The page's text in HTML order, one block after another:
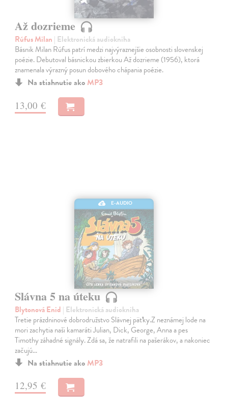
Až dozrieme
Rúfus Milan | Elektronická audiokniha
Básnik Milan Rúfus patrí medzi najvýraznejšie osobnosti slovenskej
poézie. Debutoval básnickou zbierkou Až dozrieme (1956), ktorá
znamenala výrazný posun dobového chápania poézie.
Na stiahnutie ako MP3
13,00 €
E-AUDIO
Slávna 5 na úteku
Blytonová Enid | Elektronická audiokniha
Tretie prázdninové dobrodružstvo Slávnej päťky.Z neznámej lode na
mori zachytia naši kamaráti Julian, Dick, George, Anna a pes
Timothy záhadné signály. Zdá sa, že natrafili na pašerákov, a nakoniec
začujú…
Na stiahnutie ako MP3
12,95 €